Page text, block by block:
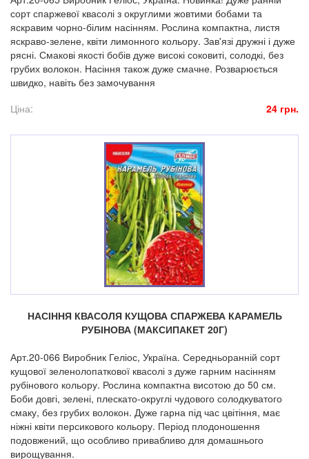
сорт спаржевої квасолі з округлими жовтими бобами та
яскравим чорно-білим насінням. Рослина компактна, листя
яскраво-зелене, квіти лимонного кольору. Зав'язі дружні і дуже
рясні. Смакові якості бобів дуже високі соковиті, солодкі, без
грубих волокон. Насіння також дуже смачне. Розварюється
швидко, навіть без замочування
Ціна:
24 грн.
НАСІННЯ КВАСОЛЯ КУЩОВА СПАРЖЕВА КАРАМЕЛЬ
РУБІНОВА (МАКСИПАКЕТ 20Г)
Арт.20-066 Виробник Геліос, Україна. Середньоранній сорт
кущової зеленолопаткової квасолі з дуже гарним насінням
рубінового кольору. Рослина компактна висотою до 50 см.
Боби довгі, зелені, плескато-округлі чудового солодкуватого
смаку, без грубих волокон. Дуже гарна під час цвітіння, має
ніжні квіти персикового кольору. Період плодоношення
подовжений, що особливо привабливо для домашнього
вирощування.